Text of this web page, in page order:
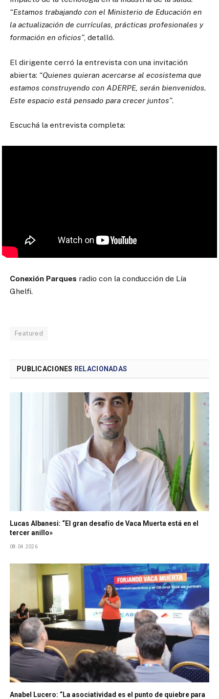
“Estamos trabajando con el Ministerio de Educación en
la actualización de currículas, prácticas profesionales y
formación en oficios”, detalló.
El dirigente cerró la entrevista con una invitación
abierta: “Quienes quieran acercarse al ecosistema que
estamos construyendo con ADERPE, serán bienvenidos.
Este espacio está pensado para crecer juntos”.
Escuchá la entrevista completa:
Conexión Parques radio con la conducción de Lía
Ghelfi.
Featured
PUBLICACIONES RELACIONADAS
Lucas Albanesi: “El gran desafío de Vaca Muerta está en el
tercer anillo»
08.04.2026
Anabel Lucero: “La asociatividad es el punto de quiebre para